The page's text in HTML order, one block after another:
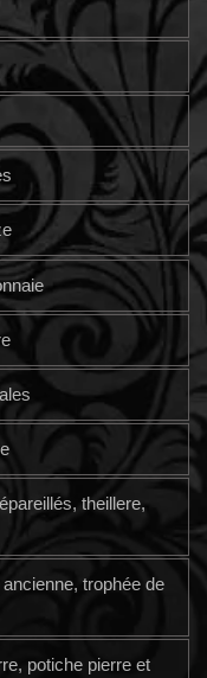
theillere,
trophée de
potiche pierre et